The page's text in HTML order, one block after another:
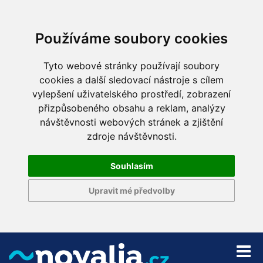
Používáme soubory cookies
Tyto webové stránky používají soubory
cookies a další sledovací nástroje s cílem
vylepšení uživatelského prostředí, zobrazení
přizpůsobeného obsahu a reklam, analýzy
návštěvnosti webových stránek a zjištění
zdroje návštěvnosti.
Souhlasím
Upravit mé předvolby